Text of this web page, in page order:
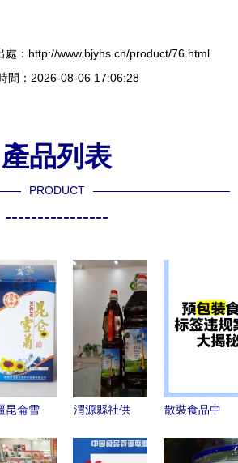
處：http://www.bjyhs.cn/product/76.html
間：2026-08-06 17:06:28
產品列表
PRODUCT
----------------
昆侖雪
與養生
渭源縣社供
寬散裝食品
散裝食品中
與標簽違規